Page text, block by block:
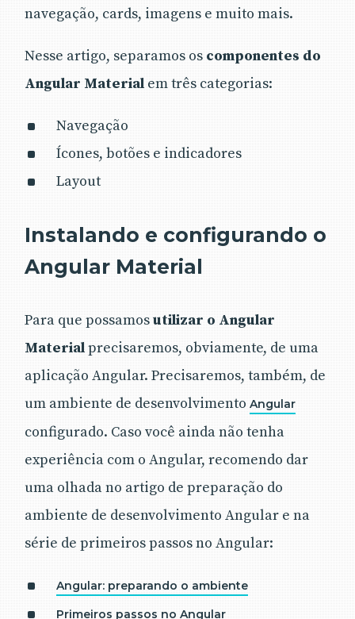
navegação, cards, imagens e muito mais.
Nesse artigo, separamos os componentes do
Angular Materialem três categorias:
Navegação
Ícones, botões e indicadores
Layout
Instalando e configurando o
Angular Material
Para que possamosutilizar o Angular
Materialprecisaremos, obviamente, de uma
aplicação Angular. Precisaremos, também, de
um ambiente de desenvolvimento Angular
configurado. Caso você ainda não tenha
experiência com o Angular, recomendo dar
uma olhada no artigo de preparação do
ambiente de desenvolvimento Angular e na
série de primeiros passos no Angular:
Angular: preparando o ambiente
Primeiros passos no Angular